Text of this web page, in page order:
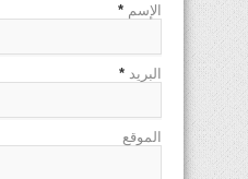
الإسم *
البريد *
الموقع